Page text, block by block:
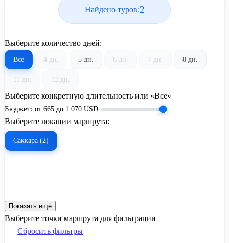
Найдено туров:2
Выберите количество дней:
Все 4 дн. 5 дн. 6 дн. 7 дн. 8 дн.
11 дн. 12 дн.
Выберите конкретную длительность или «Все»
Бюджет: от 665 до 1 070 USD
Выберите локации маршрута:
Саккара (2)
Показать ещё
Выберите точки маршрута для фильтрации
Сбросить фильтры